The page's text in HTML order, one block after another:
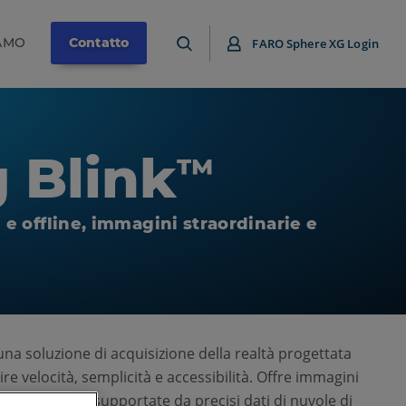
Contatto FARO Sphere XG Login
Blink™
offline, immagini straordinarie e
soluzione di acquisizione della realtà progettata
velocità, semplicità e accessibilità. Offre immagini
di alta qualità, supportate da precisi dati di nuvole di